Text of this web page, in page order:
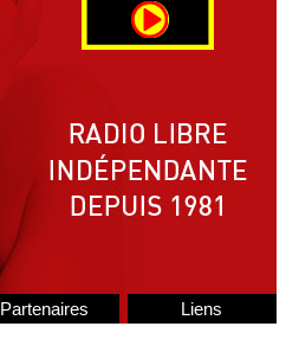
Partenaires Liens